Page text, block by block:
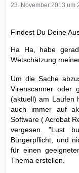
23. November 2013 um
Findest Du Deine
Ha Ha, habe
Wetschätzung
Um die Sache
Virenscanner oder
(aktuell) am Laufen
auch immer auf
Software ( Acrobat
vergesen. "Lust
Bürgerpflicht, und
für einen
Thema erstellen.